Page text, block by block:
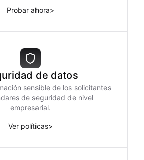
Probar ahora>
de datos
sensible de los solicitantes
de seguridad de nivel
empresarial.
Ver políticas>